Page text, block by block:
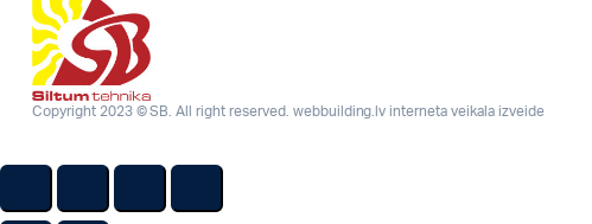
Copyright 2023 © SB. All right reserved. webbuilding.lvinterneta veikala izveide